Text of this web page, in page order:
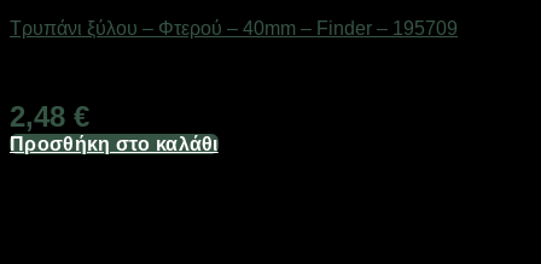
Τρυπάνι ξύλου – Φτερού – 40mm – Finder – 195709
2,48 €
Προσθήκη στο καλάθι